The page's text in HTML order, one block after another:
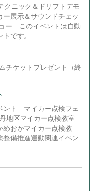
ニック＆ドリフトデモ
展示＆サウンドチェッ
ー このイベントは自動
です。
チケットプレゼント（終
ント マイカー点検フェ
地区マイカー点検教室
おかマイカー点検教
備推進運動関連イベン